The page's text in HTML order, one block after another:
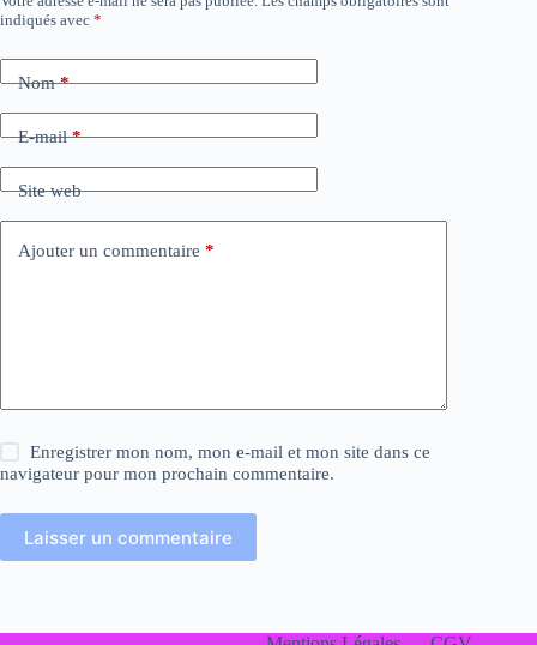
indiqués avec *
Nom*
E-mail*
Site web
Ajouter un commentaire *
Enregistrer mon nom, mon e-mail et mon site dans ce
navigateur pour mon prochain commentaire.
Laisser un commentaire